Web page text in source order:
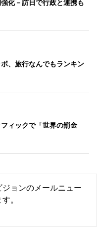
化－訪日で行政と連携も
、旅行なんでもランキン
ィックで「世界の罰金
ョンのメールニュー
。